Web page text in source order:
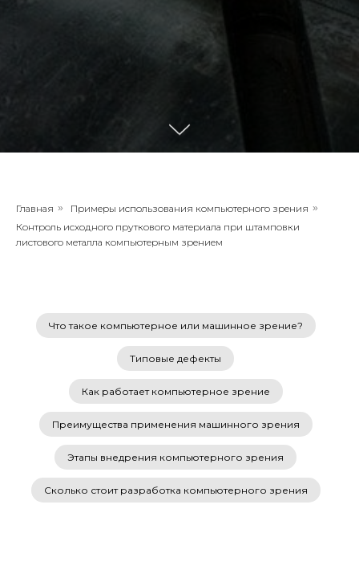
Главная » Примеры использования компьютерного зрения »
Контроль исходного пруткового материала при штамповки
листового металла компьютерным зрением
Что такое компьютерное или машинное зрение?
Типовые дефекты
Как работает компьютерное зрение
Преимущества применения машинного зрения
Этапы внедрения компьютерного зрения
Сколько стоит разработка компьютерного зрения